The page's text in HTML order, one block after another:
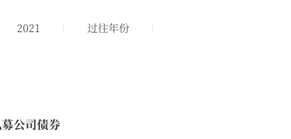
2021 过往年份
公司债券